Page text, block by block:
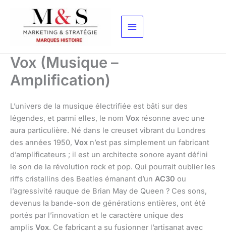
contenu
Vox (Musique –
Amplification)
L’univers de la musique électrifiée est bâti sur des
légendes, et parmi elles, le nom Vox résonne avec une
aura particulière. Né dans le creuset vibrant du Londres
des années 1950, Vox n’est pas simplement un fabricant
d’amplificateurs ; il est un architecte sonore ayant défini
le son de la révolution rock et pop. Qui pourrait oublier les
riffs cristallins des Beatles émanant d’un AC30 ou
l’agressivité rauque de Brian May de Queen ? Ces sons,
devenus la bande-son de générations entières, ont été
portés par l’innovation et le caractère unique des
amplis Vox. Ce fabricant a su fusionner l’artisanat avec